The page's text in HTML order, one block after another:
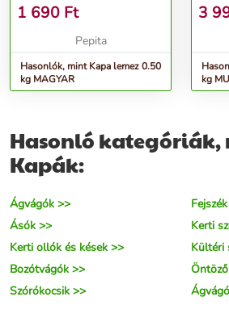
1 690 Ft
Pepita
Hasonlók, mint Kapa lemez 0.50
kg MAGYAR
3
kg
Hasonló
Kapák:
Ágvágók >>
Ásók >>
Kerti
Kerti ollók és kések >>
Kültéri
Bozótvágók >>
Szórókocsik >>